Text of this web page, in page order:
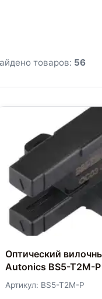
товаров: 56
Оптический
Autonics BS5-T2M-P
Артикул: BS5-T2M-P